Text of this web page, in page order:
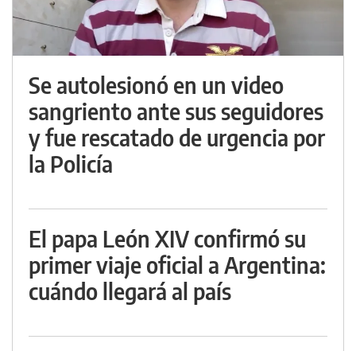
Se autolesionó en un video
sangriento ante sus seguidores
y fue rescatado de urgencia por
la Policía
El papa León XIV confirmó su
primer viaje oficial a Argentina:
cuándo llegará al país